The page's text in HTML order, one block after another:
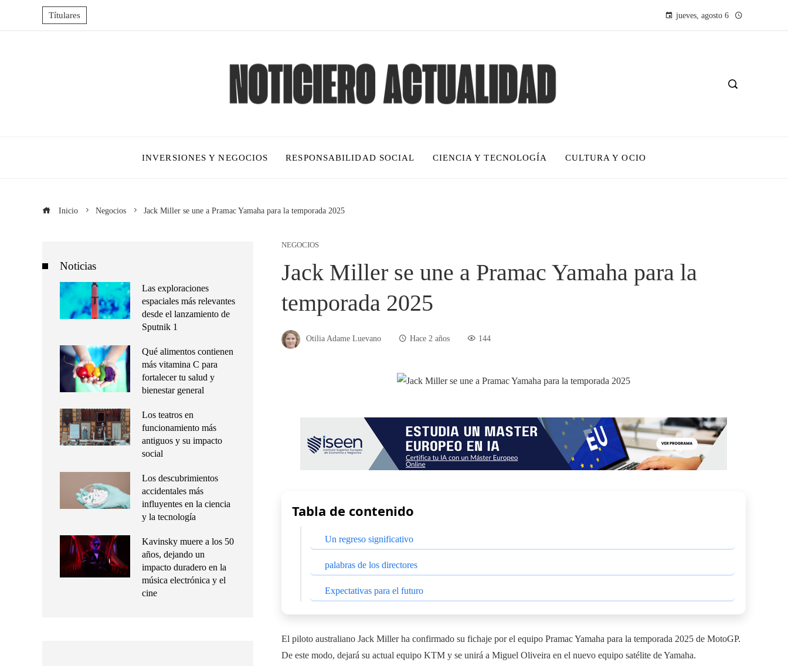
Títulares jueves, agosto 6
INVERSIONES Y NEGOCIOS RESPONSABILIDAD SOCIAL CIENCIA Y TECNOLOGÍA CULTURA Y OCIO
Inicio Negocios Jack Miller se une a Pramac Yamaha para la temporada 2025
NEGOCIOS
Jack Miller se une a Pramac Yamaha para la
temporada 2025
Otilia Adame Luevano Hace 2 años 144
Tabla de contenido
Un regreso significativo
palabras de los directores
Expectativas para el futuro
El piloto australiano Jack Miller ha confirmado su fichaje por el equipo Pramac Yamaha para la temporada 2025 de MotoGP.
De este modo, dejará su actual equipo KTM y se unirá a Miguel Oliveira en el nuevo equipo satélite de Yamaha.
Noticias
Las exploraciones
espaciales más relevantes
desde el lanzamiento de
Sputnik 1
Qué alimentos contienen
más vitamina C para
fortalecer tu salud y
bienestar general
Los teatros en
funcionamiento más
antiguos y su impacto
social
Los descubrimientos
accidentales más
influyentes en la ciencia
y la tecnología
Kavinsky muere a los 50
años, dejando un
impacto duradero en la
música electrónica y el
cine